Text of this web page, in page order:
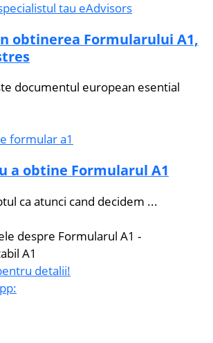
obtinerea Formularului A1,
documentul european esential
a obtine Formularul A1
ca atunci cand decidem ...
despre Formularul A1 -
A1
detalii!